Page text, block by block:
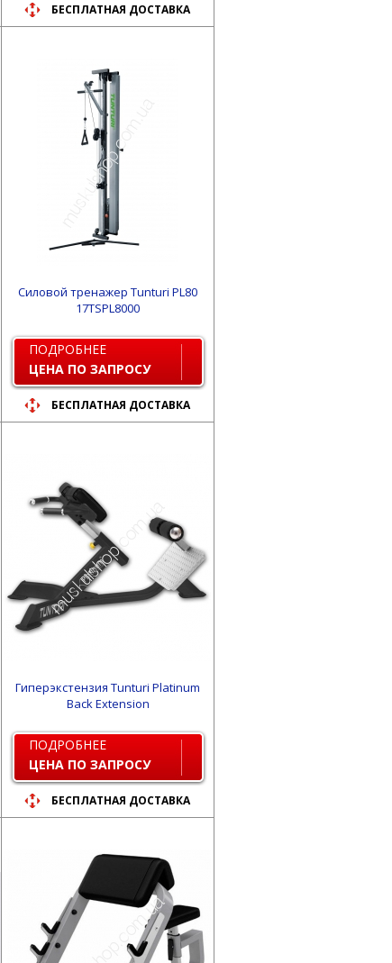
БЕСПЛАТНАЯ ДОСТАВКА
Силовой тренажер Tunturi PL80
17TSPL8000
ПОДРОБНЕЕ
ЦЕНА ПО ЗАПРОСУ
БЕСПЛАТНАЯ ДОСТАВКА
Гиперэкстензия Tunturi Platinum
Back Extension
ПОДРОБНЕЕ
ЦЕНА ПО ЗАПРОСУ
БЕСПЛАТНАЯ ДОСТАВКА